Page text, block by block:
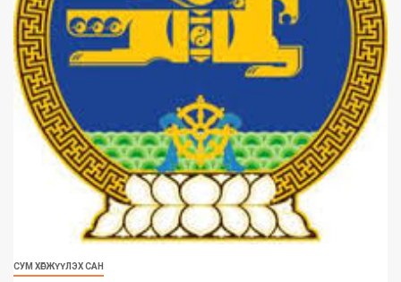
СУМ ХӨГЖҮҮЛЭХ САН